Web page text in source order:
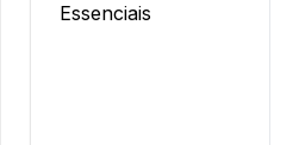
Essenciais